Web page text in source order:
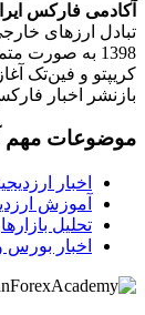
آکادمی فارکس
تبادل ارزهای
1398 به صورت
کریپتو و فین‌تک
بازنشر اخبار
موضوعات مهم
اخبار
آموزش
تحلیل بازارها
اخبار